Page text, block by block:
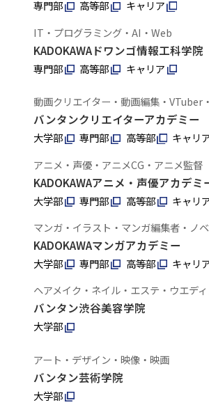
専門部 高等部
キャリア
IT・プログラミング・AI・Web
KADOKAWAドワンゴ情報工科学院
専門部 高等部 キャリア
動画クリエイター・動画編集・VTuber
バンタンクリエイターアカデミー
大学部 専門部 高等部
キャリ
アニメ・声優・アニメCG・アニメ監督
KADOKAWAアニメ・声優アカデミ
大学部 専門部 高等部
キャリ
マンガ・イラスト・マンガ編集者・ノ
KADOKAWAマンガアカデミー
大学部 専門部 高等部
キャリ
ヘアメイク・ネイル・エステ・ウエデ
バンタン渋谷美容学院
大学部
アート・デザイン・映像・映画
バンタン芸術学院
大学部